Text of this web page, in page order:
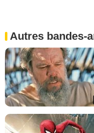
Autres bandes-